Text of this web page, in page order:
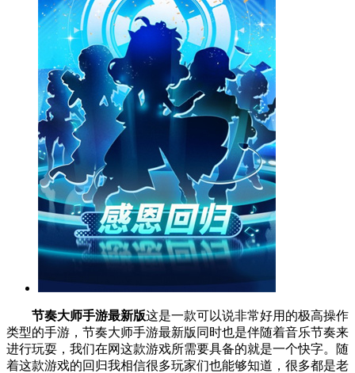
节奏大师手游最新版这是一款可以说非常好用的极高操作
类型的手游，节奏大师手游最新版同时也是伴随着音乐节奏来
进行玩耍，我们在网这款游戏所需要具备的就是一个快字。随
着这款游戏的回归我相信很多玩家们也能够知道，很多都是老